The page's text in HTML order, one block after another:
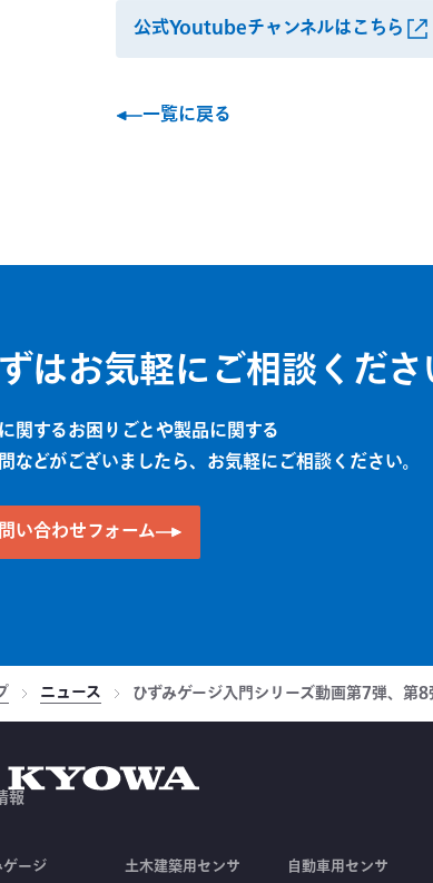
公式Youtubeチャンネルはこちら
一覧に戻る
はお気軽にご相談くださ
関するお困りごとや製品に関する
などがございましたら、お気軽にご相談ください。
い合わせフォーム
ニュース ひずみゲージ入門シリーズ動画第7弾、第8
報
ゲージ 土木建築用センサ 自動車用センサ